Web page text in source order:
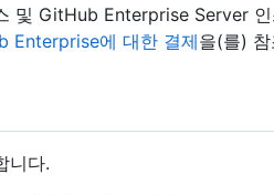
및 GitHub Enterprise Server
Enterprise에 대한 결제을(를)
니다.